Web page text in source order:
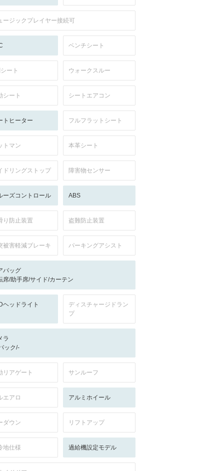
ージックプレイヤー接続可
ベンチシート
ート ウォークスルー
シート シートエアコン
トヒーター フルフラットシート
トマン 本革シート
ドリングストップ 障害物センサー
ーズコントロール ABS
り防止装置 盗難防止装置
被害軽減ブレーキ パーキングアシスト
バッグ
席/助手席/サイド/カーテン
ヘッドライト
ディスチャージドラン
プ
ラ
ック/-
リアゲート サンルーフ
エアロ アルミホイール
ダウン リフトアップ
地仕様 過給機設定モデル